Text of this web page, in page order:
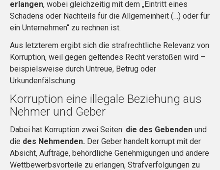
erlangen, wobei gleichzeitig mit dem „Eintritt eines
Schadens oder Nachteils für die Allgemeinheit (…) oder für
ein Unternehmen“ zu rechnen ist.
Aus letzterem ergibt sich die strafrechtliche Relevanz von
Korruption, weil gegen geltendes Recht verstoßen wird –
beispielsweise durch Untreue, Betrug oder
Urkundenfälschung.
Korruption eine illegale Beziehung aus
Nehmer und Geber
Dabei hat Korruption zwei Seiten: die des Gebenden und
die des Nehmenden. Der Geber handelt korrupt mit der
Absicht, Aufträge, behördliche Genehmigungen und andere
Wettbewerbsvorteile zu erlangen, Strafverfolgungen zu